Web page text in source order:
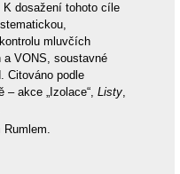
dosažení tohoto cíle
mluvčích
VONS, soustavné
Citováno podle
– akce „Izolace“, Listy,
Rumlem.